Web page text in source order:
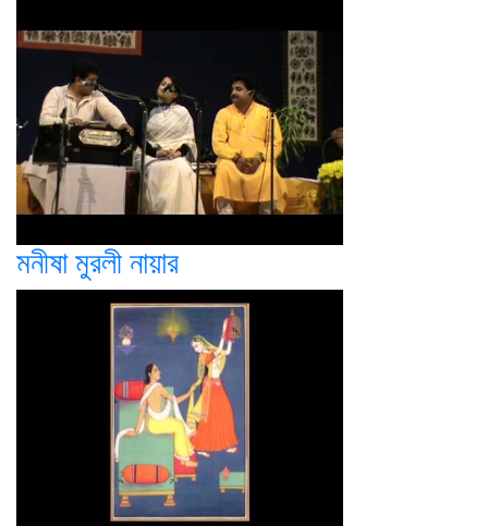
মনীষা মুরলী নায়ার